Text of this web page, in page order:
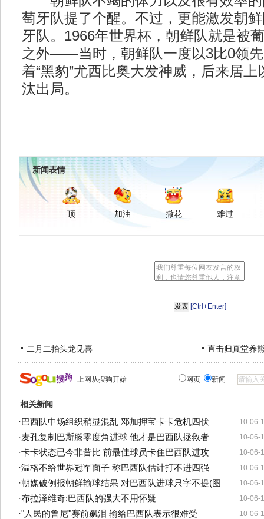
萄牙队提了个醒。不过，更能激发朝
牙队。1966年世界杯，朝鲜队就是被
之外——当时，朝鲜队一度以3比0领
着“黑豹”尤西比奥大发神威，后来居
汰出局。
新闻表情
顶 加油 撒花 难过
[Ctrl+Enter]
二月二抬头龙见喜 直击归真堂养
上网从搜狗开始 网页 新闻
相关新闻
10-06-
·巴西队中场组织稍显混乱 邓加押宝卡卡危机四伏
10-06-
·麦孔复制巴斯滕零度角进球 他才是巴西队拯救者
10-06-
·卡卡状态已今非昔比 前最佳球员卡住巴西队进攻
10-06-
·温格不给世界冠军面子 称巴西队估计打不进四强
10-06-
·朝媒破例报朝鲜输球结果 对巴西队进球只字不提(图
10-06-
·布拉泽维奇:巴西队的强大不用怀疑
10-06-
·"人民的鲁尼"赛前飙泪 输给巴西队表示很难受